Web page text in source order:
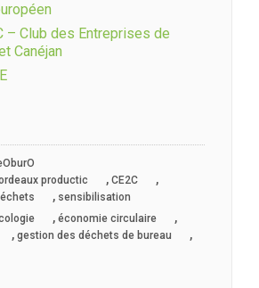
– Club des Entreprises de
Canéjan
productic , CE2C ,
, sensibilisation
, économie circulaire ,
, gestion des déchets de bureau ,